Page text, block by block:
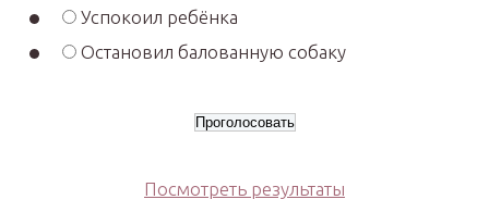
Успокоил ребёнка
Остановил балованную собаку
Посмотреть результаты